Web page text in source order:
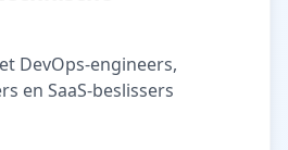
DevOps-engineers,
en SaaS-beslissers